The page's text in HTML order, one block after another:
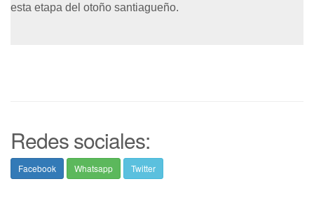
esta etapa del otoño santiagueño.
Redes sociales:
Facebook Whatsapp Twitter